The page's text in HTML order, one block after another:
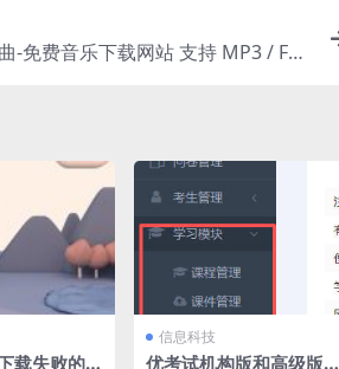
-免费音乐下载网站 支持 MP3 / FLA
载失败的解
信息科技
优考试机构版和高级版的